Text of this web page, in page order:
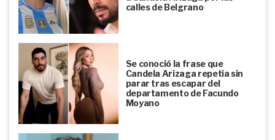
calles de Belgrano
Se conoció la frase que
Candela Arizaga repetía sin
parar tras escapar del
departamento de Facundo
Moyano